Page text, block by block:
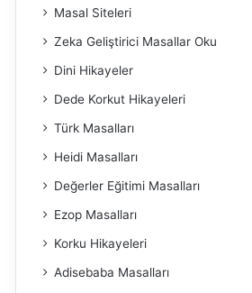
Masal Siteleri
Zeka Geliştirici Masallar Oku
Dini Hikayeler
Dede Korkut Hikayeleri
Türk Masalları
Heidi Masalları
Değerler Eğitimi Masalları
Ezop Masalları
Korku Hikayeleri
Adisebaba Masalları